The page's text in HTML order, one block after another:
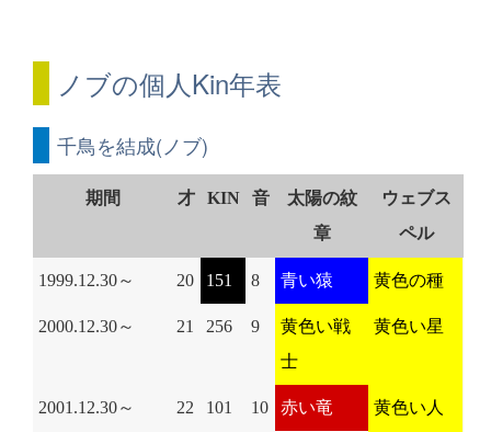
ノブの個人Kin年表
千鳥を結成(ノブ)
期間 才 KIN 音
太陽の紋
章
ウェブス
ペル
1999.12.30～ 20 151 8 青い猿 黄色の種
2000.12.30～ 21 256 9
黄色い戦
士
黄色い星
2001.12.30～ 22 101 10 赤い竜 黄色い人